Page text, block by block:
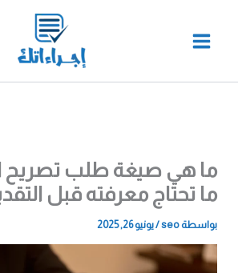
ما هي صيغة طلب تصريح
ما تحتاج معرفته قبل
بواسطة seo
/يونيو 26, 2025